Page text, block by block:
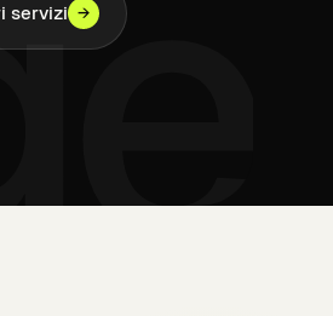
servizi →